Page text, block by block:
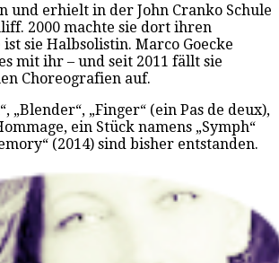
und erhielt in der John Cranko Schule
2000 machte sie dort ihren
ist sie Halbsolistin. Marco Goecke
mit ihr – und seit 2011 fällt sie
Choreografien auf.
„Blender“, „Finger“ (ein Pas de deux),
ein Stück namens „Symph“
(2014) sind bisher entstanden.